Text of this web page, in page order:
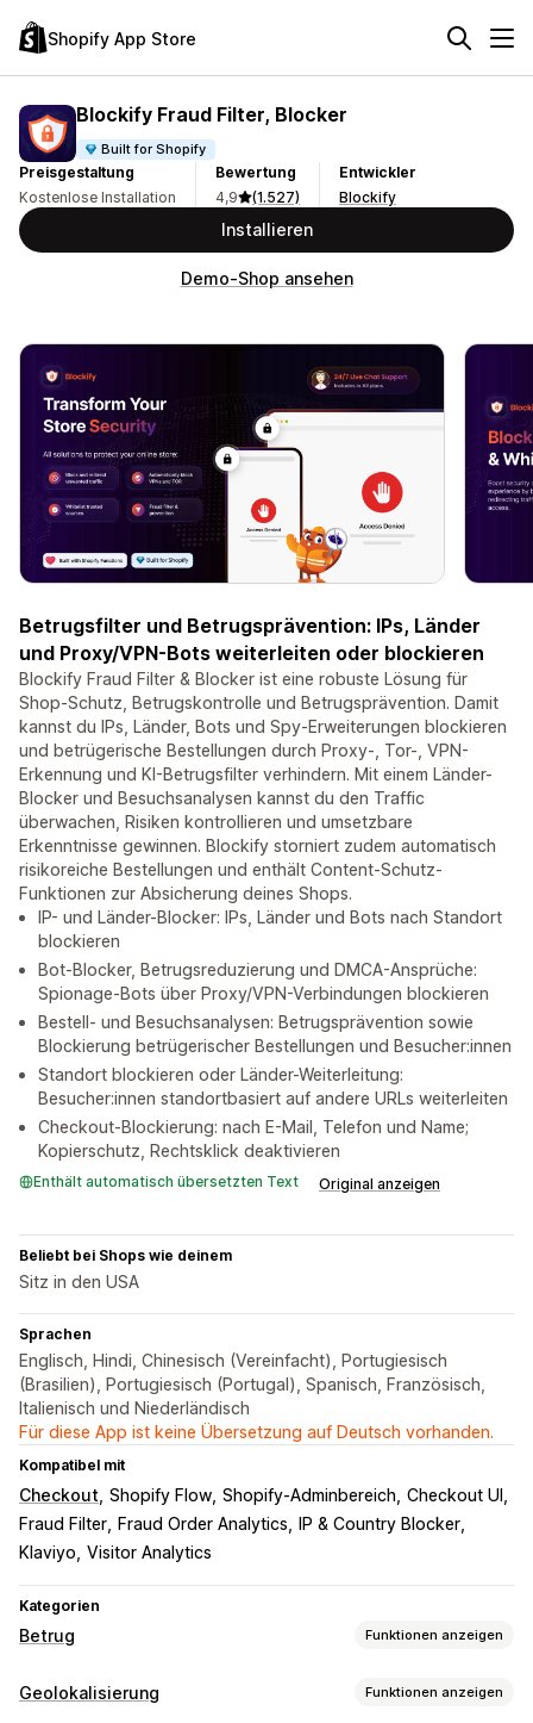
Shopify App Store
Blockify Fraud Filter, Blocker
Built for Shopify
Preisgestaltung
Kostenlose Installation
Bewertung
4,9
(1.527)
Entwickler
Blockify
Installieren
Demo-Shop ansehen
Betrugsfilter und Betrugsprävention: IPs, Länder
und Proxy/VPN-Bots weiterleiten oder blockieren
Blockify Fraud Filter & Blocker ist eine robuste Lösung für
Shop-Schutz, Betrugskontrolle und Betrugsprävention. Damit
kannst du IPs, Länder, Bots und Spy-Erweiterungen blockieren
und betrügerische Bestellungen durch Proxy-, Tor-, VPN-
Erkennung und KI-Betrugsfilter verhindern. Mit einem Länder-
Blocker und Besuchsanalysen kannst du den Traffic
überwachen, Risiken kontrollieren und umsetzbare
Erkenntnisse gewinnen. Blockify storniert zudem automatisch
risikoreiche Bestellungen und enthält Content-Schutz-
Funktionen zur Absicherung deines Shops.
IP- und Länder-Blocker: IPs, Länder und Bots nach Standort
blockieren
Bot-Blocker, Betrugsreduzierung und DMCA-Ansprüche:
Spionage-Bots über Proxy/VPN-Verbindungen blockieren
Bestell- und Besuchsanalysen: Betrugsprävention sowie
Blockierung betrügerischer Bestellungen und Besucher:innen
Standort blockieren oder Länder-Weiterleitung:
Besucher:innen standortbasiert auf andere URLs weiterleiten
Checkout-Blockierung: nach E-Mail, Telefon und Name;
Kopierschutz, Rechtsklick deaktivieren
Enthält automatisch übersetzten Text Original anzeigen
Beliebt bei Shops wie deinem
Sitz in den USA
Sprachen
Englisch, Hindi, Chinesisch (Vereinfacht), Portugiesisch
(Brasilien), Portugiesisch (Portugal), Spanisch, Französisch,
Italienisch und Niederländisch
Für diese App ist keine Übersetzung auf Deutsch vorhanden.
Kompatibel mit
Checkout Shopify Flow Shopify-Adminbereich Checkout UI
Fraud Filter
Fraud Order Analytics
IP & Country Blocker
Klaviyo Visitor Analytics
Kategorien
Betrug Funktionen anzeigen
Betrugsarten
Geolokalisierung Funktionen anzeigen